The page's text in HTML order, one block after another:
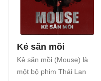
Kẻ săn mồi
Kẻ săn mồi (Mouse) là
một bộ phim Thái Lan